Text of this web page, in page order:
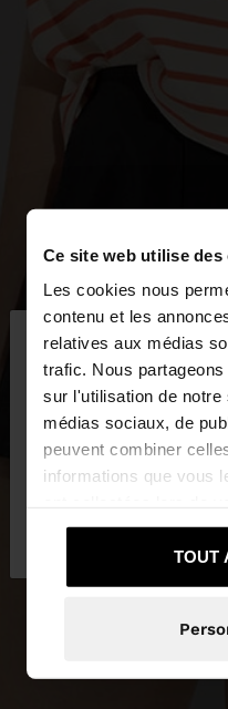
Ce site web utilise des
Les cookies nous
contenu et les
relatives aux médias
trafic. Nous
sur l'utilisation de
médias sociaux, de
peuvent combiner
informations que vous
services.
TOUT
bonjour
Vous accédez au site
parcourir notre site